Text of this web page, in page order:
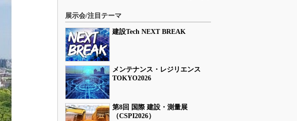
展示会/注目テーマ
建設Tech NEXT BREAK
メンテナンス・レジリエンス
TOKYO2026
第8回 国際 建設・測量展
（CSPI2026）